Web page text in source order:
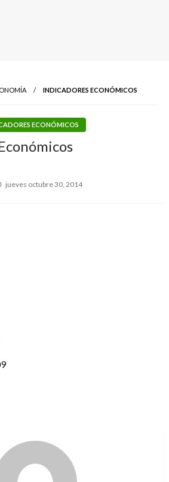
INDICADORES ECONÓMICOS
ECONÓMICOS
Publicado
jueves octubre 30, 2014